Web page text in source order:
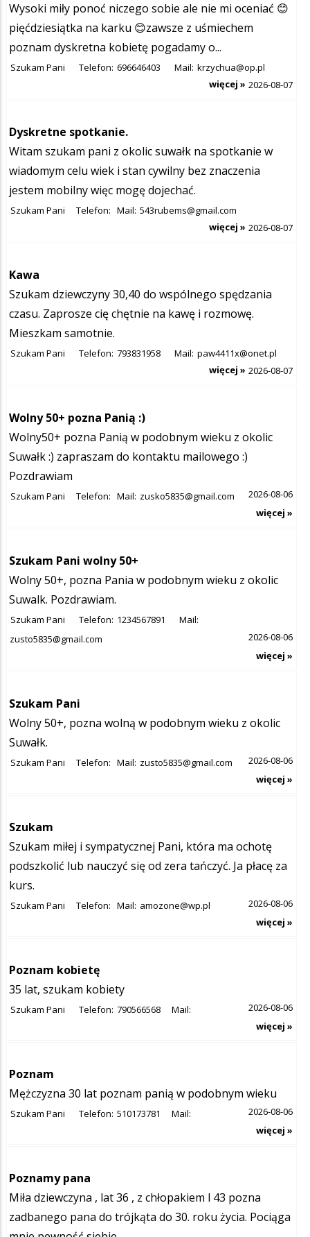
Wysoki miły ponoć niczego sobie ale nie mi oceniać 😊
pięćdziesiątka na karku 😊zawsze z uśmiechem
poznam dyskretna kobietę pogadamy o...
Szukam Pani Telefon: 696646403 Mail: krzychua@op.pl
2026-08-07
więcej »
Dyskretne spotkanie.
Witam szukam pani z okolic suwałk na spotkanie w
wiadomym celu wiek i stan cywilny bez znaczenia
jestem mobilny więc mogę dojechać.
Szukam Pani Telefon: Mail: 543rubems@gmail.com
2026-08-07
więcej »
Kawa
Szukam dziewczyny 30,40 do wspólnego spędzania
czasu. Zaprosze cię chętnie na kawę i rozmowę.
Mieszkam samotnie.
Szukam Pani Telefon: 793831958 Mail: paw4411x@onet.pl
2026-08-07
więcej »
Wolny 50+ pozna Panią :)
Wolny50+ pozna Panią w podobnym wieku z okolic
Suwałk :) zapraszam do kontaktu mailowego :)
Pozdrawiam
Szukam Pani Telefon: Mail: zusko5835@gmail.com
2026-08-06
więcej »
Szukam Pani wolny 50+
Wolny 50+, pozna Pania w podobnym wieku z okolic
Suwalk. Pozdrawiam.
Szukam Pani Telefon: 1234567891
Mail:
zusto5835@gmail.com
2026-08-06
więcej »
Szukam Pani
Wolny 50+, pozna wolną w podobnym wieku z okolic
Suwałk.
Szukam Pani Telefon: Mail: zusto5835@gmail.com
2026-08-06
więcej »
Szukam
Szukam miłej i sympatycznej Pani, która ma ochotę
podszkolić lub nauczyć się od zera tańczyć. Ja płacę za
kurs.
Szukam Pani Telefon: Mail: amozone@wp.pl
2026-08-06
więcej »
Poznam kobietę
35 lat, szukam kobiety
Szukam Pani Telefon: 790566568 Mail:
2026-08-06
więcej »
Poznam
Mężczyzna 30 lat poznam panią w podobnym wieku
Szukam Pani Telefon: 510173781 Mail:
2026-08-06
więcej »
Poznamy pana
Miła dziewczyna , lat 36 , z chłopakiem l 43 pozna
zadbanego pana do trójkąta do 30. roku życia. Pociąga